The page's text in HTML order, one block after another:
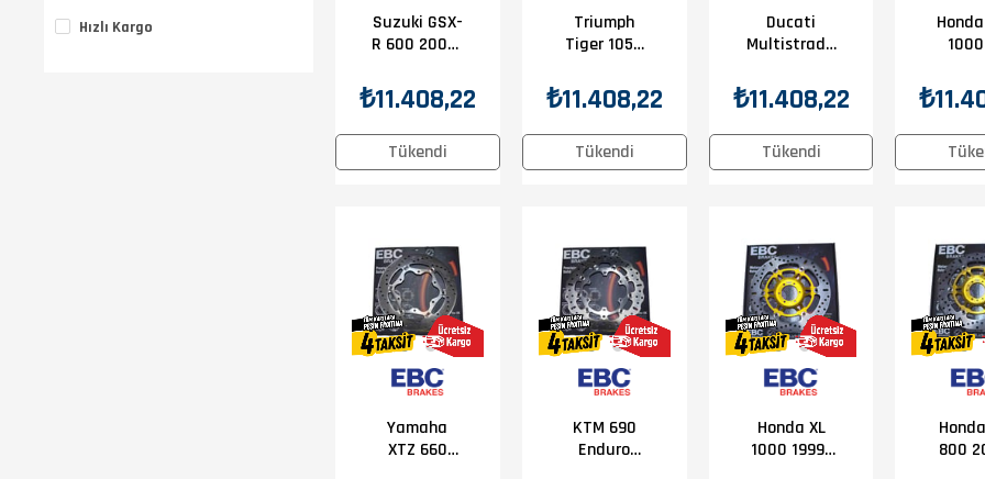
Hızlı Kargo
Tükendi
Suzuki GSX-
R 600 2008-
GSX-R 750
2008-2017
EBC Ön Disk
₺11.408,22
Tükendi
Triumph
Tiger 1050
EBC Ön Disk
₺11.408,22
Tükendi
Ducati
Multistrada
2018 EBC Ön
Disk
₺11.408,22
EBC
Yamaha
XTZ 660
KTM 690
Enduro
Honda XL
1000 1999-
800